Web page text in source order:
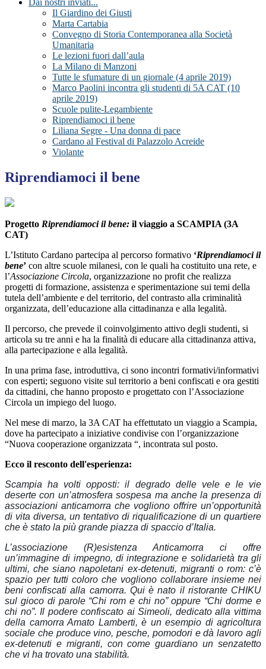
Dai nostri inviati...
Il Giardino dei Giusti
Marta Cartabia
Convegno di Storia Contemporanea alla Società
Umanitaria
Le lezioni fuori dall’aula
La Milano di Manzoni
Tutte le sfumature di un giornale (4 aprile 2019)
Marco Paolini incontra gli studenti di 5A CAT (10
aprile 2019)
Scuole pulite-Legambiente
Riprendiamoci il bene
Liliana Segre - Una donna di pace
Cardano al Festival di Palazzolo Acreide
Violante
Riprendiamoci il bene
Progetto Riprendiamoci il bene: il viaggio a SCAMPIA (3A
CAT)
L’Istituto Cardano partecipa al percorso formativo ‘Riprendiamoci il
bene’ con altre scuole milanesi, con le quali ha costituito una rete, e
l’Associazione Circola, organizzazione no profit che realizza
progetti di formazione, assistenza e sperimentazione sui temi della
tutela dell’ambiente e del territorio, del contrasto alla criminalità
organizzata, dell’educazione alla cittadinanza e alla legalità.
Il percorso, che prevede il coinvolgimento attivo degli studenti, si
articola su tre anni e ha la finalità di educare alla cittadinanza attiva,
alla partecipazione e alla legalità.
In una prima fase, introduttiva, ci sono incontri formativi/informativi
con esperti; seguono visite sul territorio a beni confiscati e ora gestiti
da cittadini, che hanno proposto e progettato con l’Associazione
Circola un impiego del luogo.
Nel mese di marzo, la 3A CAT ha effettutato un viaggio a Scampia,
dove ha partecipato a iniziative condivise con l’organizzazione
“Nuova cooperazione organizzata “, incontrata sul posto.
Ecco il resconto dell'esperienza:
Scampia ha volti opposti: il degrado delle vele e le vie
deserte con un’atmosfera sospesa ma anche la presenza di
associazioni anticamorra che vogliono offrire un’opportunità
di vita diversa, un tentativo di riqualificazione di un quartiere
che è stato la più grande piazza di spaccio d’Italia.
L’associazione (R)esistenza Anticamorra ci offre
un’immagine di impegno, di integrazione e solidarietà tra gli
ultimi, che siano napoletani ex-detenuti, migranti o rom: c’è
spazio per tutti coloro che vogliono collaborare insieme nei
beni confiscati alla camorra. Qui è nato il ristorante CHIKU
sul gioco di parole “Chi rom e chi no” oppure “Chi dorme e
chi no”. Il podere confiscato ai Simeoli, dedicato alla vittima
della camorra Amato Lamberti, è un esempio di agricoltura
sociale che produce vino, pesche, pomodori e dà lavoro agli
ex-detenuti e migranti, con come guardiano un senzatetto
che vi ha trovato una stabilità.